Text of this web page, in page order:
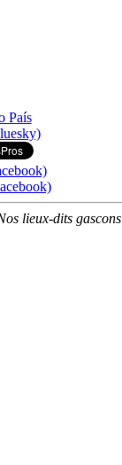
País
lieux-dits gascons